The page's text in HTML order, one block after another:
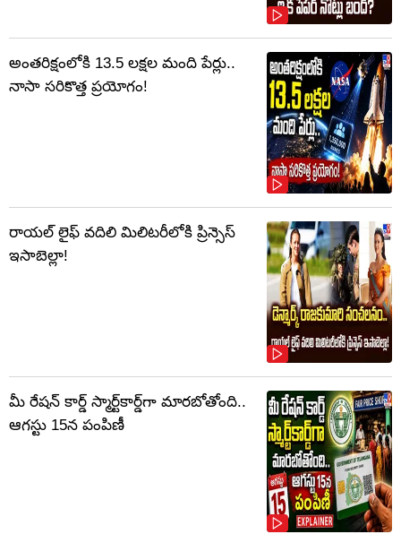
అంతరిక్షంలోకి 13.5 లక్షల మంది పేర్లు..
నాసా సరికొత్త ప్రయోగం!
రాయల్ లైఫ్ వదిలి మిలిటరీలోకి ప్రిన్సెస్
ఇసాబెల్లా!
మీ రేషన్ కార్డ్ స్మార్ట్‌కార్డ్‌గా మారబోతోంది..
ఆగస్టు 15న పంపిణీ